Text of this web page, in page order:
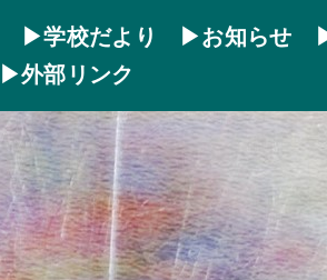
▶学校だより ▶お知らせ
▶外部リンク